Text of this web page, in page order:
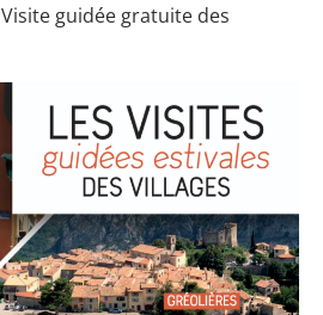
Visite guidée gratuite des